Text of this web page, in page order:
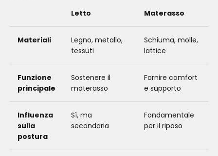
Letto
Materasso
Materiali
Legno, metallo,
tessuti
Schiuma, molle,
lattice
Funzione
principale
Sostenere il
materasso
Fornire comfort
e supporto
Influenza
sulla
postura
Sì, ma
secondaria
Fondamentale
per il riposo